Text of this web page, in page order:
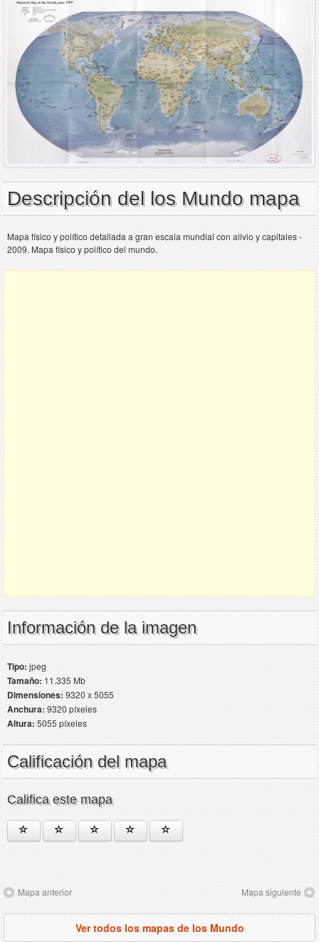
Descripción del los Mundo mapa
Mapa físico y político detallada a gran escala mundial con alivio y capitales -
2009. Mapa físico y político del mundo.
Información de la imagen
Tipo:jpeg
Tamaño:11.335 Mb
Dimensiones:9320 x 5055
Anchura:9320 píxeles
Altura:5055 píxeles
Calificación del mapa
Califica este mapa
Mapa anterior Mapa siguiente
Ver todos los mapas de los Mundo